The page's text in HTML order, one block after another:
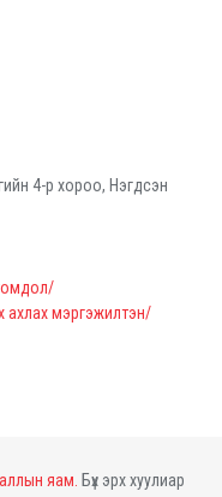
4-р хороо, Нэгдсэн
ахлах мэргэжилтэн/
яам. Бүх эрх хуулиар